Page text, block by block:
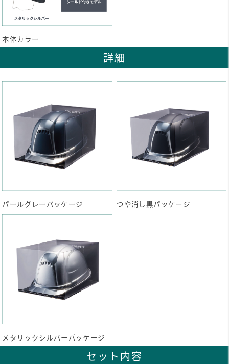
本体カラー
詳細
パールグレーパッケージ つや消し黒パッケージ
メタリックシルバーパッケージ
セット内容